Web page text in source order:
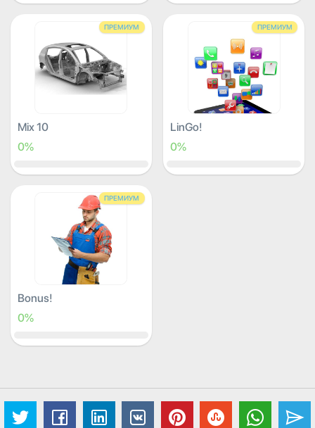
ПРЕМИУМ
Mix 10
0%
ПРЕМИУМ
LinGo!
0%
ПРЕМИУМ
Bonus!
0%